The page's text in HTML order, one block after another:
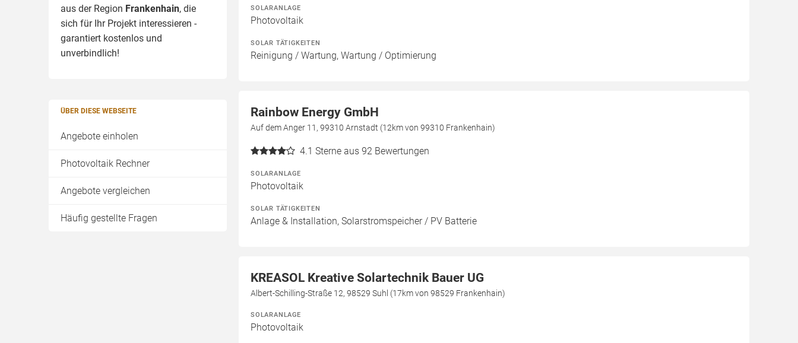
aus der Region Frankenhain, die
sich für Ihr Projekt interessieren -
garantiert kostenlos und
unverbindlich!
ÜBER DIESE WEBSEITE
Angebote einholen
Photovoltaik Rechner
Angebote vergleichen
Häufig gestellte Fragen
SOLARANLAGE
Photovoltaik
SOLAR TÄTIGKEITEN
Reinigung / Wartung, Wartung / Optimierung
Rainbow Energy GmbH
Auf dem Anger 11, 99310 Arnstadt (12km von 99310 Frankenhain)
4.1 Sterne aus 92 Bewertungen
SOLARANLAGE
Photovoltaik
SOLAR TÄTIGKEITEN
Anlage & Installation, Solarstromspeicher / PV Batterie
KREASOL Kreative Solartechnik Bauer UG
Albert-Schilling-Straße 12, 98529 Suhl (17km von 98529 Frankenhain)
SOLARANLAGE
Photovoltaik